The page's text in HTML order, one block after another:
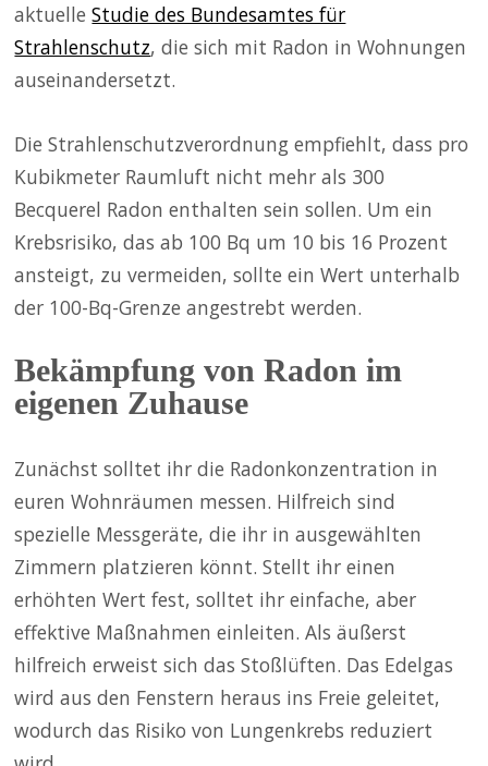
aktuelleStudie des Bundesamtes für
Strahlenschutz, die sich mit Radon in Wohnungen
auseinandersetzt.
Die Strahlenschutzverordnung empfiehlt, dass pro
Kubikmeter Raumluft nicht mehr als 300
Becquerel Radon enthalten sein sollen. Um ein
Krebsrisiko, das ab 100 Bq um 10 bis 16 Prozent
ansteigt, zu vermeiden, sollte ein Wert unterhalb
der 100-Bq-Grenze angestrebt werden.
Bekämpfung von Radon im
eigenen Zuhause
Zunächst solltet ihr die Radonkonzentration in
euren Wohnräumen messen. Hilfreich sind
spezielle Messgeräte, die ihr in ausgewählten
Zimmern platzieren könnt. Stellt ihr einen
erhöhten Wert fest, solltet ihr einfache, aber
effektive Maßnahmen einleiten. Als äußerst
hilfreich erweist sich das Stoßlüften. Das Edelgas
wird aus den Fenstern heraus ins Freie geleitet,
wodurch das Risiko von Lungenkrebs reduziert